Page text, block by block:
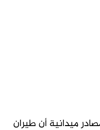
ميدانية أن طيران